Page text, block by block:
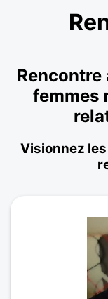
Rencontre
femmes
Visionnez